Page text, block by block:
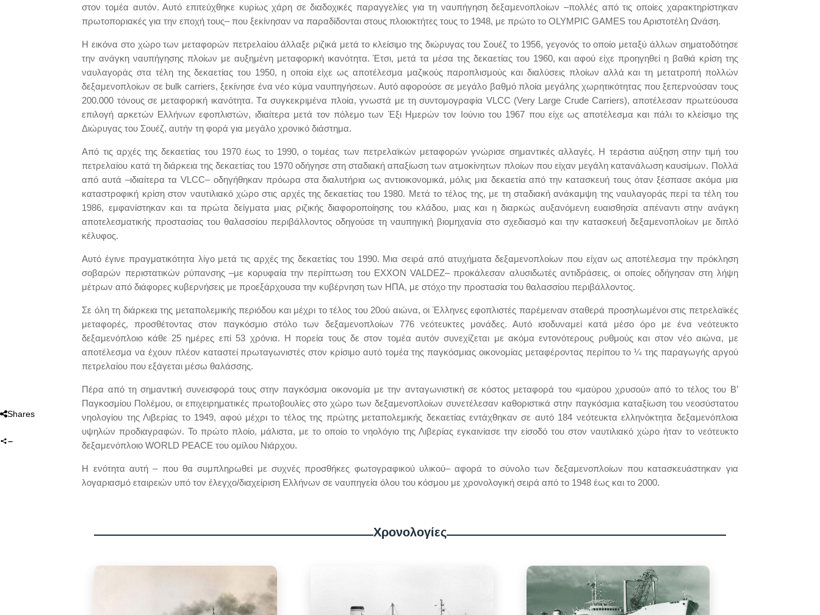
στον τομέα αυτόν. Αυτό επιτεύχθηκε κυρίως χάρη σε διαδοχικές παραγγελίες για τη ναυπήγηση δεξαμενοπλοίων –πολλές από τις οποίες χαρακτηρίστηκαν
πρωτοποριακές για την εποχή τους– που ξεκίνησαν να παραδίδονται στους πλοιοκτήτες τους το 1948, με πρώτο το OLYMPIC GAMES του Αριστοτέλη Ωνάση.
Η εικόνα στο χώρο των μεταφορών πετρελαίου άλλαξε ριζικά μετά το κλείσιμο της διώρυγας του Σουέζ το 1956, γεγονός το οποίο μεταξύ άλλων σηματοδότησε
την ανάγκη ναυπήγησης πλοίων με αυξημένη μεταφορική ικανότητα. Έτσι, μετά τα μέσα της δεκαετίας του 1960, και αφού είχε προηγηθεί η βαθιά κρίση της
ναυλαγοράς στα τέλη της δεκαετίας του 1950, η οποία είχε ως αποτέλεσμα μαζικούς παροπλισμούς και διαλύσεις πλοίων αλλά και τη μετατροπή πολλών
δεξαμενοπλοίων σε bulk carriers, ξεκίνησε ένα νέο κύμα ναυπηγήσεων. Αυτό αφορούσε σε μεγάλο βαθμό πλοία μεγάλης χωρητικότητας που ξεπερνούσαν τους
200.000 τόνους σε μεταφορική ικανότητα. Tα συγκεκριμένα πλοία, γνωστά με τη συντομογραφία VLCC (Very Large Crude Carriers), αποτέλεσαν πρωτεύουσα
επιλογή αρκετών Ελλήνων εφοπλιστών, ιδιαίτερα μετά τον πόλεμο των Έξι Ημερών τον Ιούνιο του 1967 που είχε ως αποτέλεσμα και πάλι το κλείσιμο της
Διώρυγας του Σουέζ, αυτήν τη φορά για μεγάλο χρονικό διάστημα.
Από τις αρχές της δεκαετίας του 1970 έως το 1990, ο τομέας των πετρελαϊκών μεταφορών γνώρισε σημαντικές αλλαγές. Η τεράστια αύξηση στην τιμή του
πετρελαίου κατά τη διάρκεια της δεκαετίας του 1970 οδήγησε στη σταδιακή απαξίωση των ατμοκίνητων πλοίων που είχαν μεγάλη κατανάλωση καυσίμων. Πολλά
από αυτά –ιδιαίτερα τα VLCC– οδηγήθηκαν πρόωρα στα διαλυτήρια ως αντιοικονομικά, μόλις μια δεκαετία από την κατασκευή τους όταν ξέσπασε ακόμα μια
καταστροφική κρίση στον ναυτιλιακό χώρο στις αρχές της δεκαετίας του 1980. Μετά το τέλος της, με τη σταδιακή ανάκαμψη της ναυλαγοράς περί τα τέλη του
1986, εμφανίστηκαν και τα πρώτα δείγματα μιας ριζικής διαφοροποίησης του κλάδου, μιας και η διαρκώς αυξανόμενη ευαισθησία απέναντι στην ανάγκη
αποτελεσματικής προστασίας του θαλασσίου περιβάλλοντος οδηγούσε τη ναυπηγική βιομηχανία στο σχεδιασμό και την κατασκευή δεξαμενοπλοίων με διπλό
κέλυφος.
Αυτό έγινε πραγματικότητα λίγο μετά τις αρχές της δεκαετίας του 1990. Μια σειρά από ατυχήματα δεξαμενοπλοίων που είχαν ως αποτέλεσμα την πρόκληση
σοβαρών περιστατικών ρύπανσης –με κορυφαία την περίπτωση του EXXON VALDEZ– προκάλεσαν αλυσιδωτές αντιδράσεις, οι οποίες οδήγησαν στη λήψη
μέτρων από διάφορες κυβερνήσεις με προεξάρχουσα την κυβέρνηση των ΗΠΑ, με στόχο την προστασία του θαλασσίου περιβάλλοντος.
Σε όλη τη διάρκεια της μεταπολεμικής περιόδου και μέχρι το τέλος του 20ού αιώνα, οι Έλληνες εφοπλιστές παρέμειναν σταθερά προσηλωμένοι στις πετρελαϊκές
μεταφορές, προσθέτοντας στον παγκόσμιο στόλο των δεξαμενοπλοίων 776 νεότευκτες μονάδες. Αυτό ισοδυναμεί κατά μέσο όρο με ένα νεότευκτο
δεξαμενόπλοιο κάθε 25 ημέρες επί 53 χρόνια. Η πορεία τους δε στον τομέα αυτόν συνεχίζεται με ακόμα εντονότερους ρυθμούς και στον νέο αιώνα, με
αποτέλεσμα να έχουν πλέον καταστεί πρωταγωνιστές στον κρίσιμο αυτό τομέα της παγκόσμιας οικονομίας μεταφέροντας περίπου το ¼ της παραγωγής αργού
πετρελαίου που εξάγεται μέσω θαλάσσης.
Πέρα από τη σημαντική συνεισφορά τους στην παγκόσμια οικονομία με την ανταγωνιστική σε κόστος μεταφορά του «μαύρου χρυσού» από το τέλος του Β’
Παγκοσμίου Πολέμου, οι επιχειρηματικές πρωτοβουλίες στο χώρο των δεξαμενοπλοίων συνετέλεσαν καθοριστικά στην παγκόσμια καταξίωση του νεοσύστατου
νηολογίου της Λιβερίας το 1949, αφού μέχρι το τέλος της πρώτης μεταπολεμικής δεκαετίας εντάχθηκαν σε αυτό 184 νεότευκτα ελληνόκτητα δεξαμενόπλοια
υψηλών προδιαγραφών. Το πρώτο πλοίο, μάλιστα, με το οποίο το νηολόγιο της Λιβερίας εγκαινίασε την είσοδό του στον ναυτιλιακό χώρο ήταν το νεότευκτο
δεξαμενόπλοιο WORLD PEACE του ομίλου Νιάρχου.
Η ενότητα αυτή – που θα συμπληρωθεί με συχνές προσθήκες φωτογραφικού υλικού– αφορά το σύνολο των δεξαμενοπλοίων που κατασκευάστηκαν για
λογαριασμό εταιρειών υπό τον έλεγχο/διαχείριση Ελλήνων σε ναυπηγεία όλου του κόσμου με χρονολογική σειρά από το 1948 έως και το 2000.
Χρονολογίες
Shares